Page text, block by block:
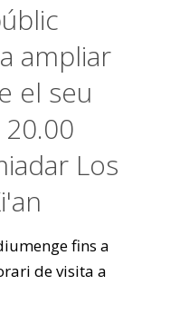
ampliar
el seu
Los
fins a
de visita a